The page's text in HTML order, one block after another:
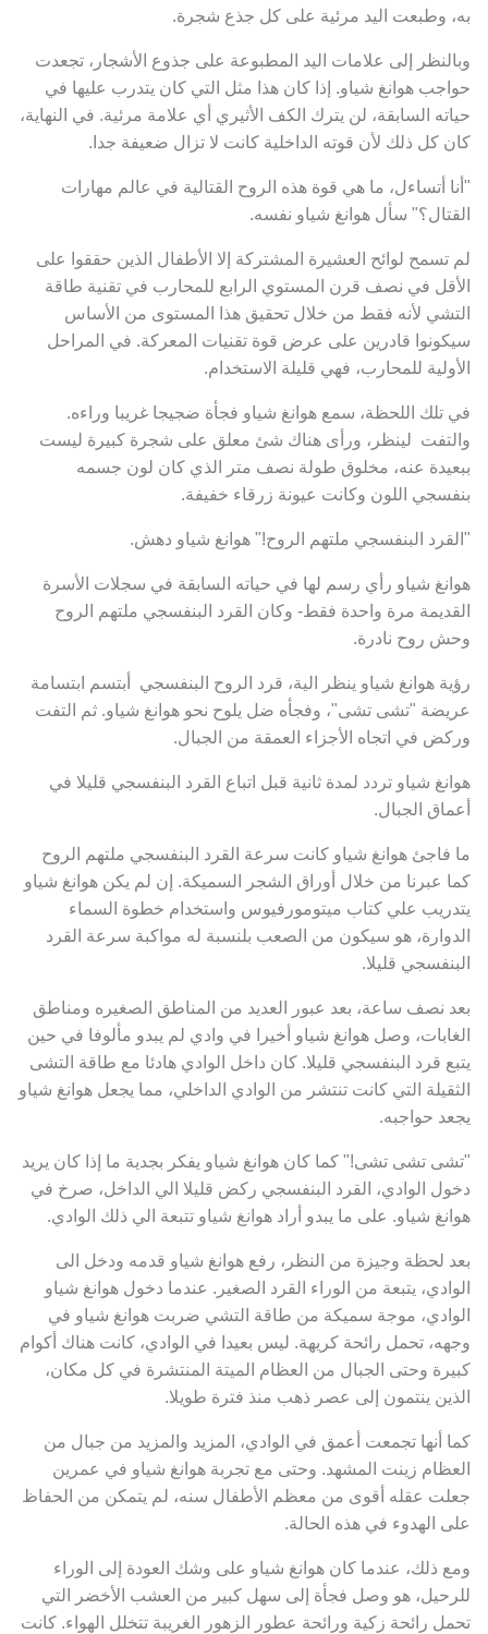
به، وطبعت اليد مرئية على كل جذع شجرة.
وبالنظر إلى علامات اليد المطبوعة على جذوع الأشجار، تجعدت
حواجب هوانغ شياو. إذا كان هذا مثل التي كان يتدرب عليها في
حياته السابقة، لن يترك الكف الأثيري أي علامة مرئية. في النهاية،
كان كل ذلك لأن قوته الداخلية كانت لا تزال ضعيفة جدا.
"أنا أتساءل، ما هي قوة هذه الروح القتالية في عالم مهارات
القتال؟" سأل هوانغ شياو نفسه.
لم تسمح لوائح العشيرة المشتركة إلا الأطفال الذين حققوا على
الأقل في نصف قرن المستوي الرابع للمحارب في تقنية طاقة
التشي لأنه فقط من خلال تحقيق هذا المستوى من الأساس
سيكونوا قادرين على عرض قوة تقنيات المعركة. في المراحل
الأولية للمحارب، فهي قليلة الاستخدام.
في تلك اللحظة، سمع هوانغ شياو فجأة ضجيجا غريبا وراءه.
والتفت لينظر، ورأى هناك شئ معلق على شجرة كبيرة ليست
ببعيدة عنه، مخلوق طولة نصف متر الذي كان لون جسمه
بنفسجي اللون وكانت عيونة زرقاء خفيفة.
"القرد البنفسجي ملتهم الروح!" هوانغ شياو دهش.
هوانغ شياو رأي رسم لها في حياته السابقة في سجلات الأسرة
القديمة مرة واحدة فقط- وكان القرد البنفسجي ملتهم الروح
وحش روح نادرة.
رؤية هوانغ شياو ينظر الية، قرد الروح البنفسجي أبتسم ابتسامة
عريضة "تشى تشى"، وفجأه ضل يلوح نحو هوانغ شياو. ثم التفت
وركض في اتجاه الأجزاء العمقة من الجبال.
هوانغ شياو تردد لمدة ثانية قبل اتباع القرد البنفسجي قليلا في
أعماق الجبال.
ما فاجئ هوانغ شياو كانت سرعة القرد البنفسجي ملتهم الروح
كما عبرنا من خلال أوراق الشجر السميكة. إن لم يكن هوانغ شياو
يتدريب علي كتاب ميتومورفيوس واستخدام خطوة السماء
الدوارة، هو سيكون من الصعب بلنسبة له مواكبة سرعة القرد
البنفسجي قليلا.
بعد نصف ساعة، بعد عبور العديد من المناطق الصغيره ومناطق
الغابات، وصل هوانغ شياو أخيرا في وادي لم يبدو مألوفا في حين
يتبع قرد البنفسجي قليلا. كان داخل الوادي هادئا مع طاقة التشى
الثقيلة التي كانت تنتشر من الوادي الداخلي، مما يجعل هوانغ شياو
يجعد حواجبه.
"تشى تشى تشى!" كما كان هوانغ شياو يفكر بجدية ما إذا كان يريد
دخول الوادي، القرد البنفسجي ركض قليلا الي الداخل، صرخ في
هوانغ شياو. على ما يبدو أراد هوانغ شياو تتبعة الي ذلك الوادي.
بعد لحظة وجيزة من النظر، رفع هوانغ شياو قدمه ودخل الى
الوادي، يتبعة من الوراء القرد الصغير. عندما دخول هوانغ شياو
الوادي، موجة سميكة من طاقة التشي ضربت هوانغ شياو في
وجهه، تحمل رائحة كريهة. ليس بعيدا في الوادي، كانت هناك أكوام
كبيرة وحتى الجبال من العظام الميتة المنتشرة في كل مكان،
الذين ينتمون إلى عصر ذهب منذ فترة طويلا.
كما أنها تجمعت أعمق في الوادي، المزيد والمزيد من جبال من
العظام زينت المشهد. وحتى مع تجربة هوانغ شياو في عمرين
جعلت عقله أقوى من معظم الأطفال سنه، لم يتمكن من الحفاظ
على الهدوء في هذه الحالة.
ومع ذلك، عندما كان هوانغ شياو على وشك العودة إلى الوراء
للرحيل، هو وصل فجأة إلى سهل كبير من العشب الأخضر التي
تحمل رائحة زكية ورائحة عطور الزهور الغريبة تتخلل الهواء. كانت